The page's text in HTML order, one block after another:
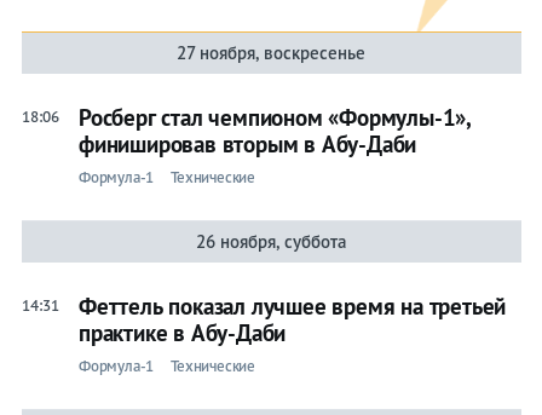
27 ноября, воскресенье
18:06
Росберг стал чемпионом «Формулы-1»,
финишировав вторым в Абу-Даби
Формула-1 Технические
26 ноября, суббота
14:31
Феттель показал лучшее время на третьей
практике в Абу-Даби
Формула-1 Технические